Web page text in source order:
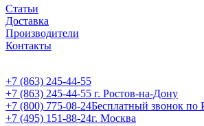
Статьи
Доставка
Производители
Контакты
+7 (863) 245-44-55
+7 (863) 245-44-55 г. Ростов-на-Дону
+7 (800) 775-08-24Бесплатный звонок по
+7 (495) 151-88-24г. Москва